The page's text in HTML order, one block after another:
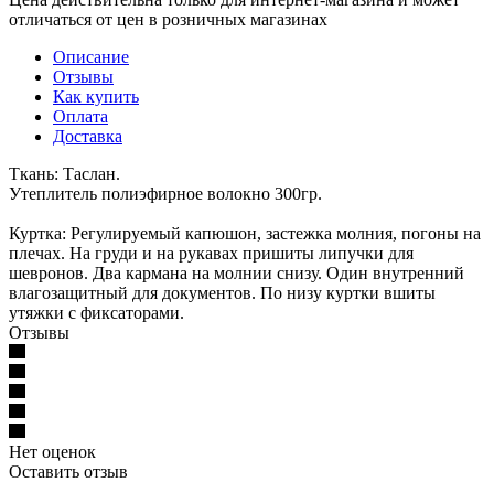
отличаться от цен в розничных магазинах
Описание
Отзывы
Как купить
Оплата
Доставка
Ткань: Таслан.
Утеплитель полиэфирное волокно 300гр.
Куртка: Регулируемый капюшон, застежка молния, погоны на
плечах. На груди и на рукавах пришиты липучки для
шевронов. Два кармана на молнии снизу. Один внутренний
влагозащитный для документов. По низу куртки вшиты
утяжки с фиксаторами.
Отзывы
Нет оценок
Оставить отзыв